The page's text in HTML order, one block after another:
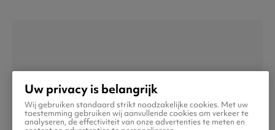
Uw privacy is belangrijk
Wij gebruiken standaard strikt noodzakelijke cookies. Met uw
toestemming gebruiken wij aanvullende cookies om verkeer te
analyseren, de effectiviteit van onze advertenties te meten en